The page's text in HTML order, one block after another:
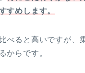
すめします。
べると高いですが、
からです。